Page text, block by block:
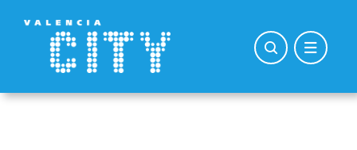
contenido